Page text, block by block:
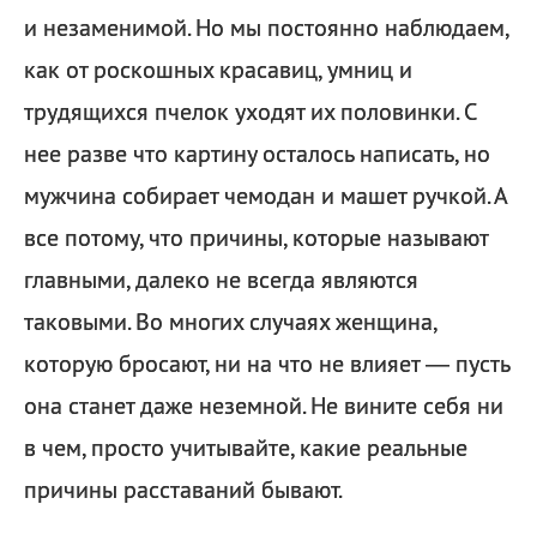
и незаменимой. Но мы постоянно наблюдаем,
как от роскошных красавиц, умниц и
трудящихся пчелок уходят их половинки. С
нее разве что картину осталось написать, но
мужчина собирает чемодан и машет ручкой. А
все потому, что причины, которые называют
главными, далеко не всегда являются
таковыми. Во многих случаях женщина,
которую бросают, ни на что не влияет — пусть
она станет даже неземной. Не вините себя ни
в чем, просто учитывайте, какие реальные
причины расставаний бывают.